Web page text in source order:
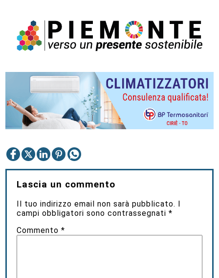
Lascia un commento
Il tuo indirizzo email non sarà pubblicato. I
campi obbligatori sono contrassegnati*
Commento*